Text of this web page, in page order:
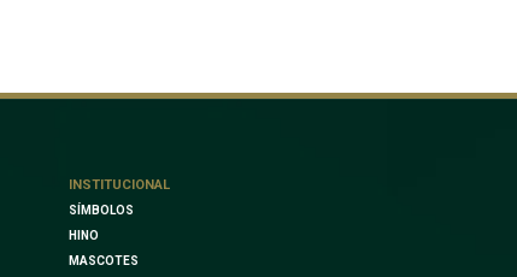
INSTITUCIONAL
SÍMBOLOS
HINO
MASCOTES